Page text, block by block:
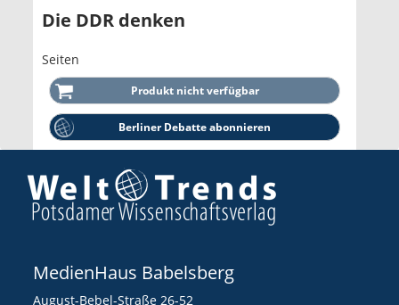
Die DDR denken
Seiten
Berliner Debatte abonnieren
MedienHaus Babelsberg
August-Bebel-Straße 26-52